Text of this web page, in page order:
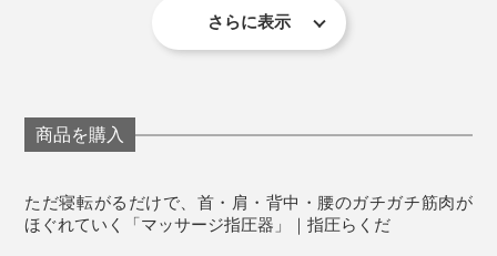
小さいアーチを腰に、大きいアーチにお尻の上部をのせ
交互に倒したりすると、腰のより深い場所を刺激しても
らえます。
近年注目を集めていて、有名雑誌のヘルスケア特集で
最初は数分程度の少ない時間から始めてください。
天然木でできていますので、時間の経過とともに反
《商品仕様》
さらに表示
商品を購入
ただ寝転がるだけで、首・肩・背中・腰のガチガチ筋肉が
ほぐれていく「マッサージ指圧器」｜指圧らくだ